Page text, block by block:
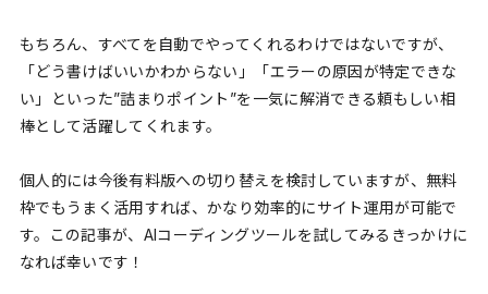
もちろん、すべてを自動でやってくれるわけではないですが、
「どう書けばいいかわからない」「エラーの原因が特定できな
い」といった”詰まりポイント”を一気に解消できる頼もしい相
棒として活躍してくれます。
個人的には今後有料版への切り替えを検討していますが、無料
枠でもうまく活用すれば、かなり効率的にサイト運用が可能で
す。この記事が、AIコーディングツールを試してみるきっかけに
なれば幸いです！